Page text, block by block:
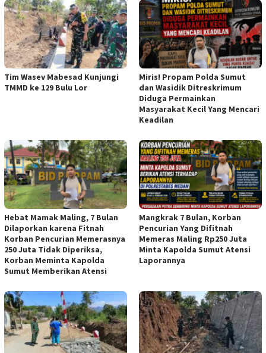
Tim Wasev Mabesad Kunjungi
TMMD ke 129 Bulu Lor
Miris! Propam Polda Sumut
dan Wasidik Ditreskrimum
Diduga Permainkan
Masyarakat Kecil Yang Mencari
Keadilan
Hebat Mamak Maling, 7 Bulan
Dilaporkan karena Fitnah
Korban Pencurian Memerasnya
250 Juta Tidak Diperiksa,
Korban Meminta Kapolda
Sumut Memberikan Atensi
Mangkrak 7 Bulan, Korban
Pencurian Yang Difitnah
Memeras Maling Rp250 Juta
Minta Kapolda Sumut Atensi
Laporannya